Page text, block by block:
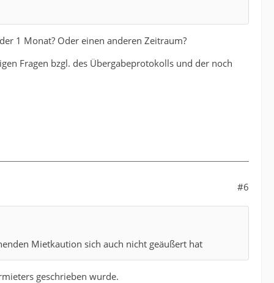
1 Monat? Oder einen anderen Zeitraum?
Fragen bzgl. des Übergabeprotokolls und der noch
#6
Mietkaution sich auch nicht geäußert hat
geschrieben wurde.